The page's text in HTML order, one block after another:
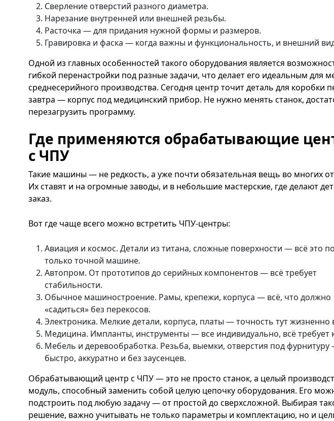
Сверление отверстий разного диаметра.
Нарезание внутренней или внешней резьбы.
Расточка — для придания нужной формы и размеров.
Гравировка и фаска — когда важны и функциональность, и внешний
Одной из главных особенностей такого оборудования является
гибкой перенастройки под разные задачи, что делает его идеальным для
среднесерийного производства. Сегодня центр точит деталь для коробки
завтра — корпус под медицинский прибор. Не нужно менять станок,
перезагрузить программу.
Где применяются обрабатывающие
с ЧПУ
Такие машины — не редкость, а уже почти обязательная вещь во многих
Их ставят и на огромные заводы, и в небольшие мастерские, где делают
заказ.
Вот где чаще всего можно встретить ЧПУ-центры:
Авиация и космос. Детали из титана, сложные поверхности — всё это
только точной машине.
Автопром. От прототипов до серийных компонентов — всё требует
стабильности.
Обычное машиностроение. Рамы, крепежи, корпуса — всё, что должно
«садиться» без перекосов.
Электроника. Мелкие детали, корпуса, платы — точность тут жизненно
Медицина. Импланты, инструменты — все индивидуально, всё требует
Мебель и деревообработка. Резьба, выемки, отверстия под
быстро, аккуратно и без заусенцев.
Обрабатывающий центр с ЧПУ — это не просто станок, а целый
модуль, способный заменить собой целую цепочку оборудования. Его
подстроить под любую задачу — от простой до сверхсложной. Выбирая
решение, важно учитывать не только параметры и комплектацию, но и